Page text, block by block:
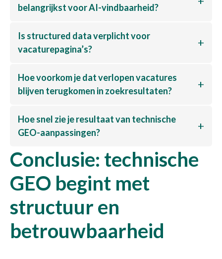
belangrijkst voor AI-vindbaarheid?
Is structured data verplicht voor
vacaturepagina’s?
Hoe voorkom je dat verlopen vacatures
blijven terugkomen in zoekresultaten?
Hoe snel zie je resultaat van technische
GEO-aanpassingen?
Conclusie: technische
GEO begint met
structuur en
betrouwbaarheid